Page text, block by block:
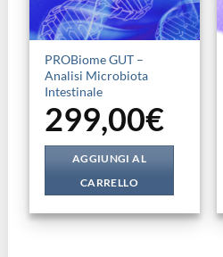
PROBiome GUT –
Analisi Microbiota
Intestinale
299,00€
AGGIUNGI AL
CARRELLO